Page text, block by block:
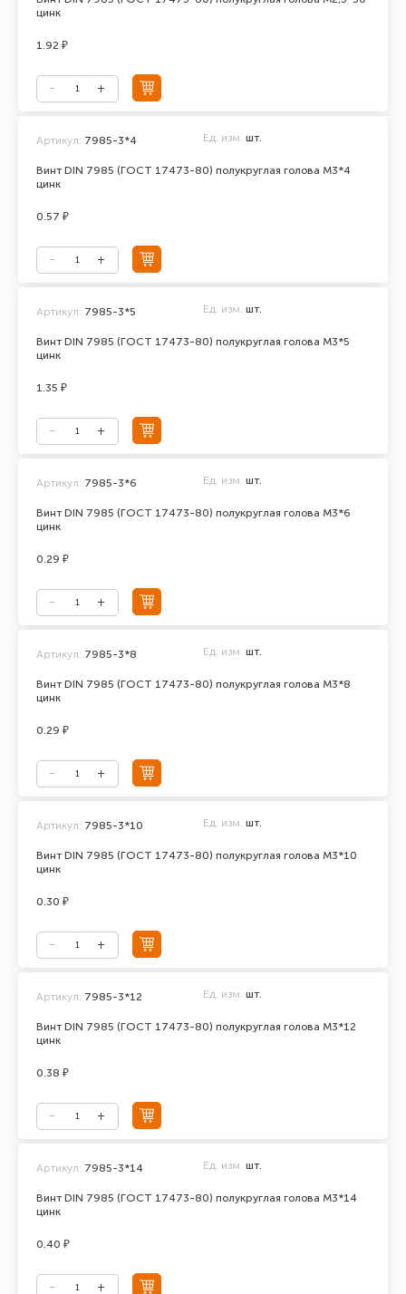
цинк
1.92 ₽
Винт DIN 7985 (ГОСТ 17473-80) полукруглая голова М3*4
цинк
Артикул: 7985-3*4 Ед. изм. шт.
0.57 ₽
Винт DIN 7985 (ГОСТ 17473-80) полукруглая голова М3*5
цинк
Артикул: 7985-3*5 Ед. изм. шт.
1.35 ₽
Винт DIN 7985 (ГОСТ 17473-80) полукруглая голова М3*6
цинк
Артикул: 7985-3*6 Ед. изм. шт.
0.29 ₽
Винт DIN 7985 (ГОСТ 17473-80) полукруглая голова М3*8
цинк
Артикул: 7985-3*8 Ед. изм. шт.
0.29 ₽
Винт DIN 7985 (ГОСТ 17473-80) полукруглая голова М3*10
цинк
Артикул: 7985-3*10 Ед. изм. шт.
0.30 ₽
Винт DIN 7985 (ГОСТ 17473-80) полукруглая голова М3*12
цинк
Артикул: 7985-3*12 Ед. изм. шт.
0.38 ₽
Винт DIN 7985 (ГОСТ 17473-80) полукруглая голова М3*14
цинк
Артикул: 7985-3*14 Ед. изм. шт.
0.40 ₽